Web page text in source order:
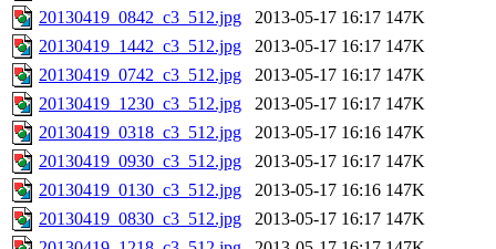
20130419_0842_c3_512.jpg
2013-05-17 16:17 147K
20130419_1442_c3_512.jpg
2013-05-17 16:17 147K
20130419_0742_c3_512.jpg
2013-05-17 16:17 147K
20130419_1230_c3_512.jpg
2013-05-17 16:17 147K
20130419_0318_c3_512.jpg
2013-05-17 16:16 147K
20130419_0930_c3_512.jpg
2013-05-17 16:17 147K
20130419_0130_c3_512.jpg
2013-05-17 16:16 147K
20130419_0830_c3_512.jpg
2013-05-17 16:17 147K